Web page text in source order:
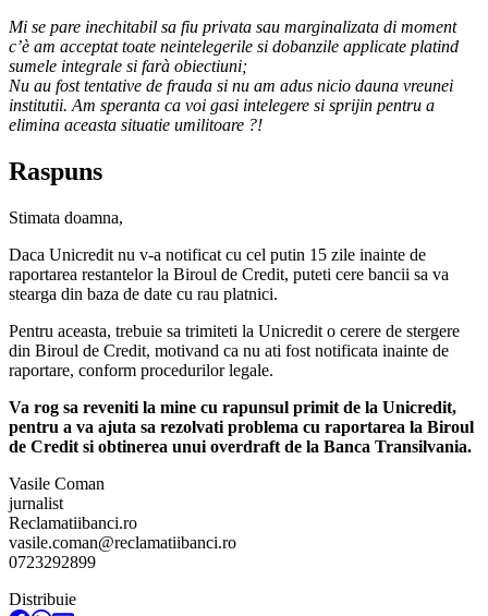
Mi se pare inechitabil sa fiu privata sau marginalizata di moment
c’è am acceptat toate neintelegerile si dobanzile applicate platind
sumele integrale si farà obiectiuni;
Nu au fost tentative de frauda si nu am adus nicio dauna vreunei
institutii. Am speranta ca voi gasi intelegere si sprijin pentru a
elimina aceasta situatie umilitoare ?!
Raspuns
Stimata doamna,
Daca Unicredit nu v-a notificat cu cel putin 15 zile inainte de
raportarea restantelor la Biroul de Credit, puteti cere bancii sa va
stearga din baza de date cu rau platnici.
Pentru aceasta, trebuie sa trimiteti la Unicredit o cerere de stergere
din Biroul de Credit, motivand ca nu ati fost notificata inainte de
raportare, conform procedurilor legale.
Va rog sa reveniti la mine cu rapunsul primit de la Unicredit,
pentru a va ajuta sa rezolvati problema cu raportarea la Biroul
de Credit si obtinerea unui overdraft de la Banca Transilvania.
Vasile Coman
jurnalist
Reclamatiibanci.ro
vasile.coman@reclamatiibanci.ro
0723292899
Distribuie